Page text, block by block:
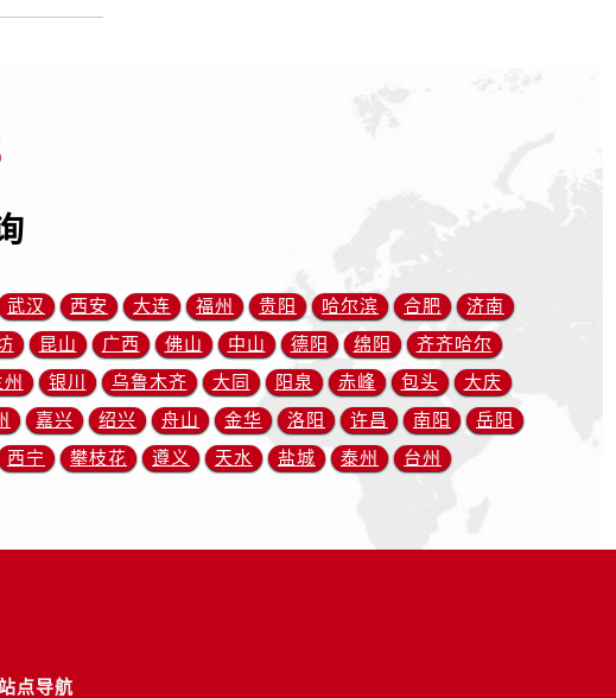
武汉 西安 大连 福州 贵阳 哈尔滨 合肥
济南
昆山 广西 佛山 中山 德阳 绵阳
齐齐哈尔
银川 乌鲁木齐 大同 阳泉 赤峰 包头
大庆
嘉兴 绍兴 舟山 金华 洛阳 许昌 南阳
岳阳
西宁 攀枝花 遵义 天水 盐城 泰州 台州
点导航